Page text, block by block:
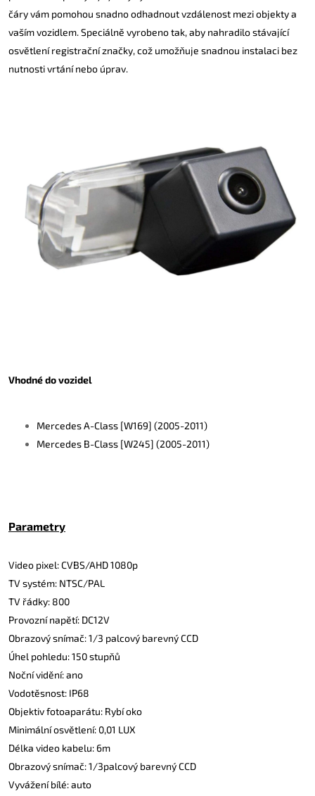
čáry vám pomohou snadno odhadnout vzdálenost mezi objekty a
vaším vozidlem. Speciálně vyrobeno tak, aby nahradilo stávající
osvětlení registrační značky, což umožňuje snadnou instalaci bez
nutnosti vrtání nebo úprav.
Vhodné do vozidel
Mercedes A-Class [W169] (2005-2011)
Mercedes B-Class [W245] (2005-2011)
Parametry
Video pixel: CVBS/AHD 1080p
TV systém: NTSC/PAL
TV řádky: 800
Provozní napětí: DC12V
Obrazový snímač: 1/3 palcový barevný CCD
Úhel pohledu: 150 stupňů
Noční vidění: ano
Vodotěsnost: IP68
Objektiv fotoaparátu: Rybí oko
Minimální osvětlení: 0,01 LUX
Délka video kabelu: 6m
Obrazový snímač: 1/3palcový barevný CCD
Vyvážení bílé: auto